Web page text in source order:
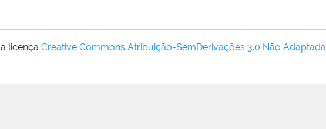
licença Creative Commons Atribuição-SemDerivações 3.0 Não Adaptada